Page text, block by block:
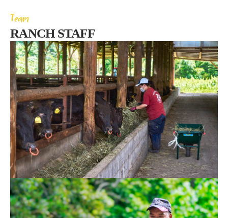
Team
RANCH STAFF